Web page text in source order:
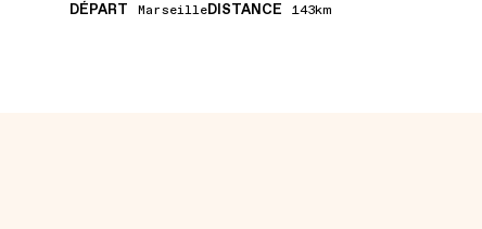
DÉPART Marseille DISTANCE 143km